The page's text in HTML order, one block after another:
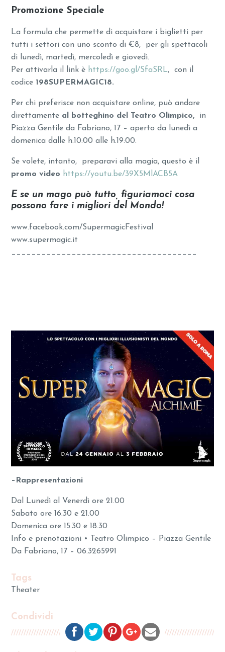
Promozione Speciale
La formula che permette di acquistare i biglietti per
tutti i settori con uno sconto di €8, per gli spettacoli
di lunedì, martedì, mercoledì e giovedì.
Per attivarla il link è https://goo.gl/SfaSRL, con il
codice 198SUPERMAGIC18.
Per chi preferisce non acquistare online, può andare
direttamente al botteghino del Teatro Olimpico, in
Piazza Gentile da Fabriano, 17 – aperto da lunedì a
domenica dalle h.10:00 alle h.19:00.
Se volete, intanto, preparavi alla magia, questo è il
promo video https://youtu.be/39X5MlACB5A
E se un mago può tutto, figuriamoci cosa
possono fare i migliori del Mondo!
www.facebook.com/SupermagicFestival
www.supermagic.it
_____________________________________
– Rappresentazioni
Dal Lunedì al Venerdì ore 21.00
Sabato ore 16.30 e 21.00
Domenica ore 15.30 e 18.30
Info e prenotazioni • Teatro Olimpico – Piazza Gentile
Da Fabriano, 17 – 06.3265991
Tags
Theater
Condividi